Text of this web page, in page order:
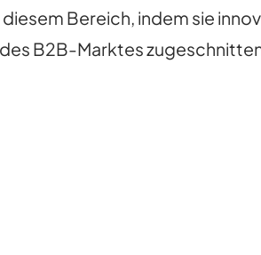
Bereich, indem sie
B2B-Marktes